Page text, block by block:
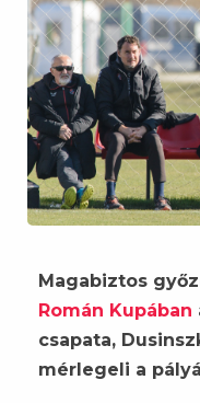
Magabiztos
Román Kupában
csapata,
mérlegeli a